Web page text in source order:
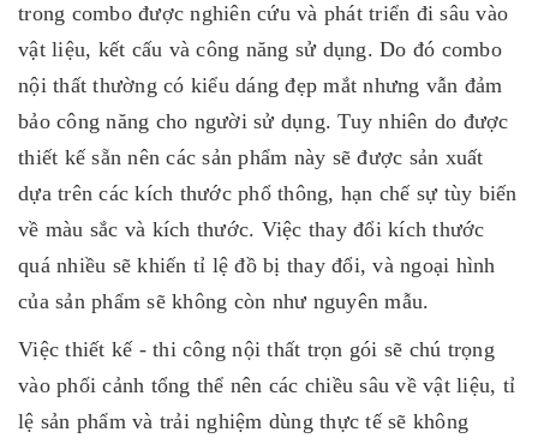
trong combo được nghiên cứu và phát triển đi sâu vào
vật liệu, kết cấu và công năng sử dụng. Do đó combo
nội thất thường có kiểu dáng đẹp mắt nhưng vẫn đảm
bảo công năng cho người sử dụng. Tuy nhiên do được
thiết kế sẵn nên các sản phẩm này sẽ được sản xuất
dựa trên các kích thước phổ thông, hạn chế sự tùy biến
về màu sắc và kích thước. Việc thay đổi kích thước
quá nhiều sẽ khiến tỉ lệ đồ bị thay đổi, và ngoại hình
của sản phẩm sẽ không còn như nguyên mẫu.
Việc thiết kế - thi công nội thất trọn gói sẽ chú trọng
vào phối cảnh tổng thể nên các chiều sâu về vật liệu, tỉ
lệ sản phẩm và trải nghiệm dùng thực tế sẽ không